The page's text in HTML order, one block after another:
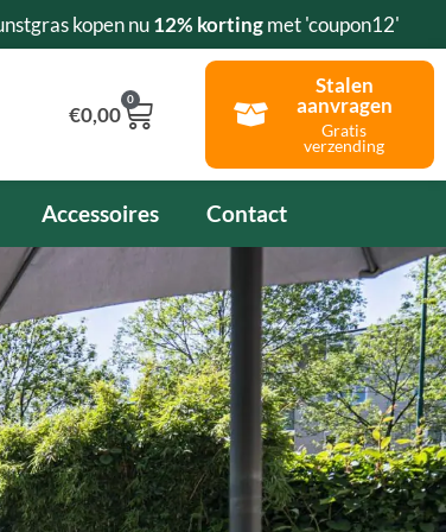
kopen nu12% kortingmet 'coupon12'
€0,00
0
Winkelwagen
Stalen
aanvragen
Gratis
verzending
Accessoires Contact